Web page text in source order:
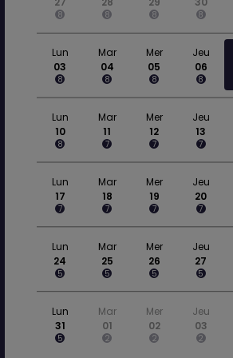
8 8 8 8
Lun
03
8
Mar
04
8
Mer
05
8
Jeu
06
8
Lun
10
8
Mar
11
7
Mer
12
7
Jeu
13
7
Lun
17
7
Mar
18
7
Mer
19
7
Jeu
20
7
Lun
24
5
Mar
25
5
Mer
26
5
Jeu
27
5
Lun
31
5
Mar
01
2
Mer
02
2
Jeu
03
2